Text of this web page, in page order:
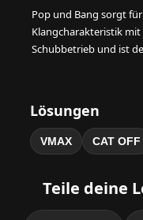
Pop und Bang sorgt
Klangcharakteristik
Schubbetrieb und ist
Lösungen
VMAX CAT OFF
Teile deine